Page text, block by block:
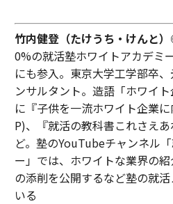
竹内健登（たけうち・けんと
0%の就活塾ホワイトアカデミ
にも参入。東京大学工学部卒
ンサルタント。造語「ホワイ
に『子供を一流ホワイト企業
P)、『就活の教科書これさえ
ど。塾のYouTubeチャンネル
ー」では、ホワイトな業界の
の添削を公開するなど塾の就
いる